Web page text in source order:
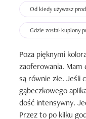
Od kiedy używasz
Gdzie został kupiony
Poza pięknymi
zaoferowania.
są równie złe. Jeśli
gąbeczkowego
dość intensywny.
Przez to po kilku